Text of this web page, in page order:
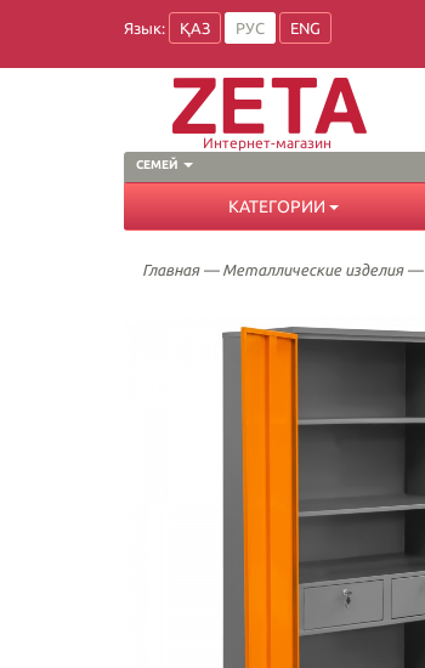
Язык: ҚАЗ РУС ENG
СЕМЕЙ
Интернет-магазин
КАТЕГОРИИ
Главная— Металлические изделия—